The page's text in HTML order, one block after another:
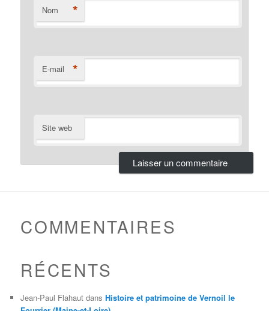
Nom *
E-mail *
Site web
COMMENTAIRES
RÉCENTS
Jean-Paul Flahaut dansHistoire et patrimoine de Vernoil le